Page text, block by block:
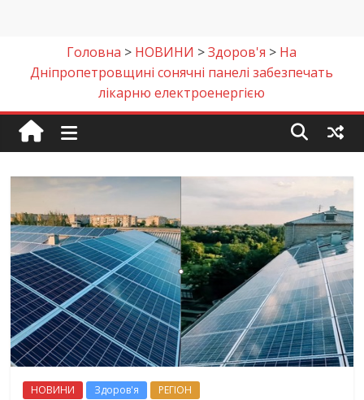
Головна > НОВИНИ >Здоров'я > На
Дніпропетровщині сонячні панелі забезпечать
лікарню електроенергією
НОВИНИ Здоров'я РЕГІОН